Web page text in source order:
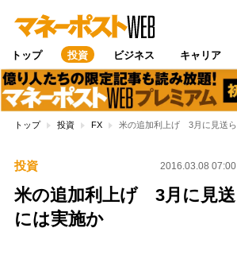
トップ 投資 ビジネス キャリア
トップ 投資 FX 米の追加利上げ 3月に見送
投資 2016.03.08 07:00
米の追加利上げ 3月に見送
には実施か